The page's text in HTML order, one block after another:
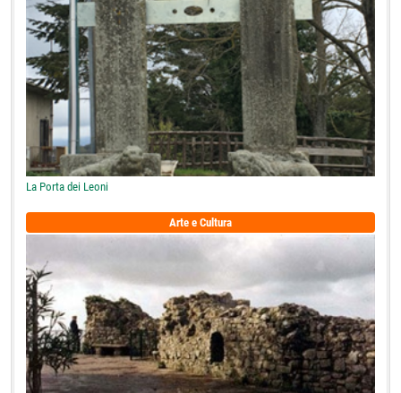
La Porta dei Leoni
Arte e Cultura